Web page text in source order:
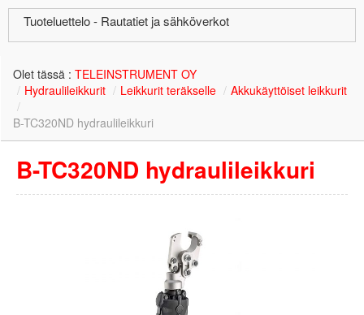
Tuoteluettelo - Rautatiet ja sähköverkot
Olet tässä : TELEINSTRUMENT OY
/ Hydraulileikkurit / Leikkurit teräkselle / Akkukäyttöiset leikkurit
/
B-TC320ND hydraulileikkuri
B-TC320ND hydraulileikkuri